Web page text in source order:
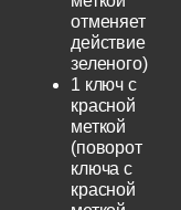
отменяет
действие
зеленого)
1 ключ с
красной
меткой
(поворот
ключа с
красной